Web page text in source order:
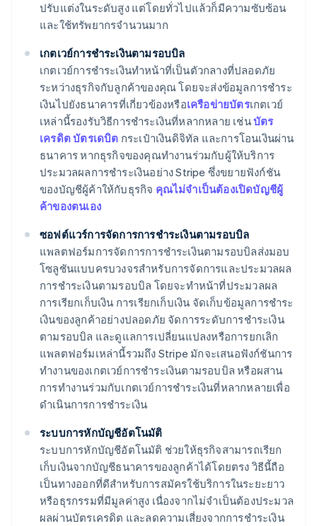
ปรับแต่งในระดับสูง แต่โดยทั่วไปแล้วก็มีความซับซ้อน
และใช้ทรัพยากรจำนวนมาก
เกตเวย์การชำระเงินตามรอบบิล
เกตเวย์การชำระเงินทำหน้าที่เป็นตัวกลางที่ปลอดภัย
ระหว่างธุรกิจกับลูกค้าของคุณ โดยจะส่งข้อมูลการชำระ
เงินไปยังธนาคารที่เกี่ยวข้องหรือเครือข่ายบัตรเกตเวย์
เหล่านี้รองรับวิธีการชำระเงินที่หลากหลาย เช่นบัตร
เครดิต บัตรเดบิต กระเป๋าเงินดิจิทัล และการโอนเงินผ่าน
ธนาคาร หากธุรกิจของคุณทำงานร่วมกับผู้ให้บริการ
ประมวลผลการชำระเงินอย่าง Stripe ซึ่งขยายฟังก์ชัน
ของบัญชีผู้ค้าให้กับธุรกิจ คุณไม่จำเป็นต้องเปิดบัญชีผู้
ค้าของตนเอง
ซอฟต์แวร์การจัดการการชำระเงินตามรอบบิล
แพลตฟอร์มการจัดการการชำระเงินตามรอบบิลส่งมอบ
โซลูชันแบบครบวงจรสำหรับการจัดการและประมวลผล
การชำระเงินตามรอบบิล โดยจะทำหน้าที่ประมวลผล
การเรียกเก็บเงิน การเรียกเก็บเงิน จัดเก็บข้อมูลการชำระ
เงินของลูกค้าอย่างปลอดภัย จัดการระดับการชำระเงิน
ตามรอบบิล และดูแลการเปลี่ยนแปลงหรือการยกเลิก
แพลตฟอร์มเหล่านี้รวมถึง Stripe มักจะเสนอฟังก์ชันการ
ทำงานของเกตเวย์การชำระเงินตามรอบบิล หรือผสาน
การทำงานร่วมกับเกตเวย์การชำระเงินที่หลากหลายเพื่อ
ดำเนินการการชำระเงิน
ระบบการหักบัญชีอัตโนมัติ
ระบบการหักบัญชีอัตโนมัติ ช่วยให้ธุรกิจสามารถเรียก
เก็บเงินจากบัญชีธนาคารของลูกค้าได้โดยตรง วิธีนี้ถือ
เป็นทางออกที่ดีสำหรับการสมัครใช้บริการในระยะยาว
หรือธุรกรรมที่มีมูลค่าสูง เนื่องจากไม่จำเป็นต้องประมวล
ผลผ่านบัตรเครดิต และลดความเสี่ยงจากการชำระเงิน